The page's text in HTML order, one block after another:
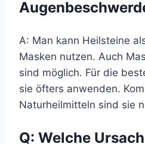
A: Man kann Heilsteine
Masken nutzen. Auch
sind möglich. Für die
sie öfters anwenden.
Naturheilmitteln sind sie
Q: Welche